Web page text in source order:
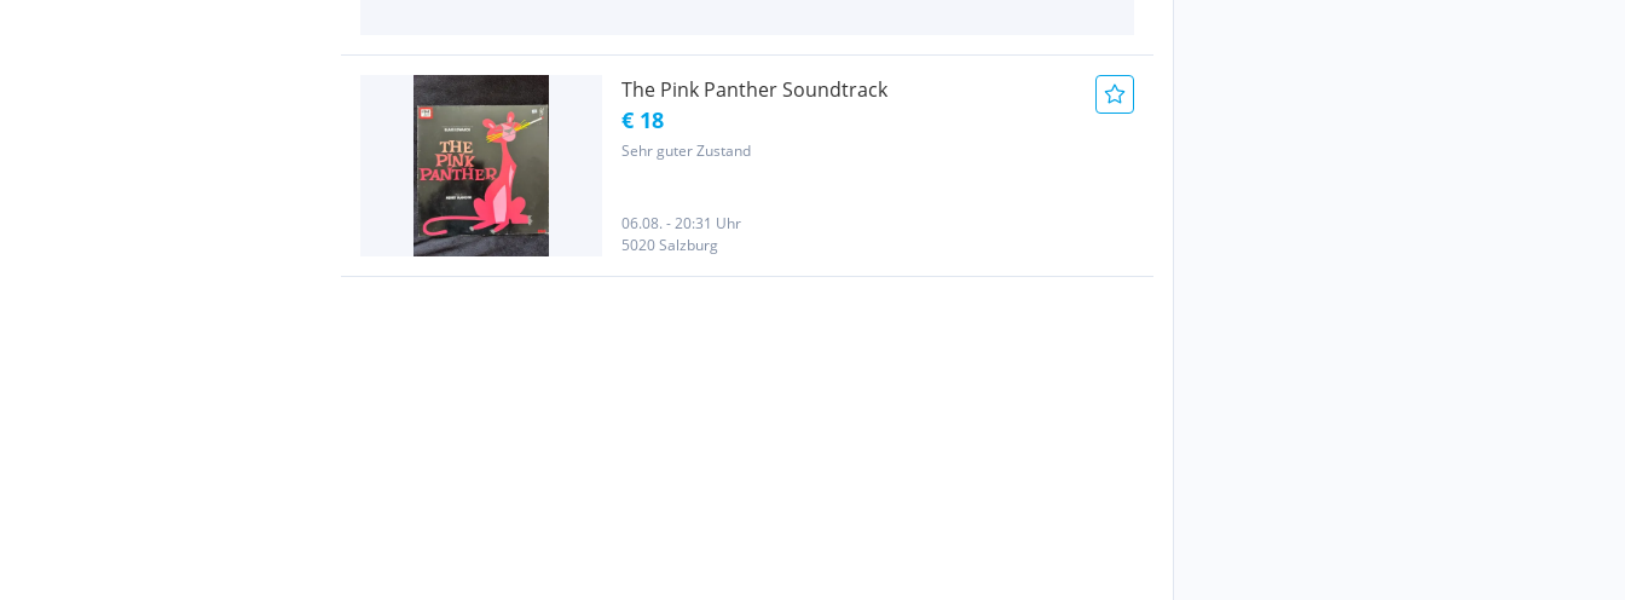
The Pink Panther Soundtrack
€ 18
Sehr guter Zustand
06.08. - 20:31 Uhr
5020 Salzburg